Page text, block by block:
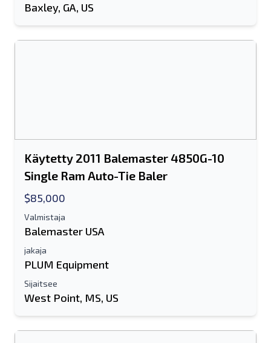
Baxley, GA, US
Käytetty 2011 Balemaster 4850G-10
Single Ram Auto-Tie Baler
$85,000
Valmistaja
Balemaster USA
jakaja
PLUM Equipment
Sijaitsee
West Point, MS, US